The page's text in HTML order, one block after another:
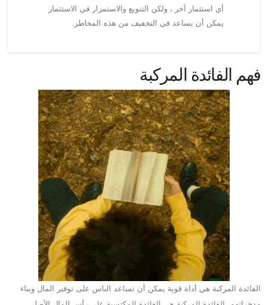
أي استثمار آخر ، ولكن التنويع والاستمرار في الاستثمار
يمكن أن يساعد في التخفيف من هذه المخاطر.
فهم الفائدة المركبة
الفائدة المركبة هي أداة قوية يمكن أن تساعد الناس على توفير المال وبناء